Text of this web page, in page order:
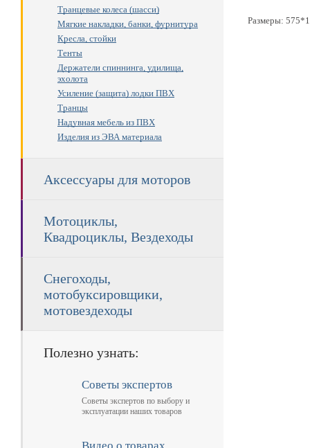
Транцевые колеса (шасси)
Мягкие накладки, банки, фурнитура
Кресла, стойки
Тенты
Держатели спиннинга, удилища,
эхолота
Усиление (защита) лодки ПВХ
Транцы
Надувная мебель из ПВХ
Изделия из ЭВА материала
Аксессуары для моторов
Мотоциклы,
Квадроциклы, Вездеходы
Снегоходы,
мотобуксировщики,
мотовездеходы
Полезно узнать:
Советы экспертов
Советы экспертов по выбору и
эксплуатации наших товаров
Размеры: